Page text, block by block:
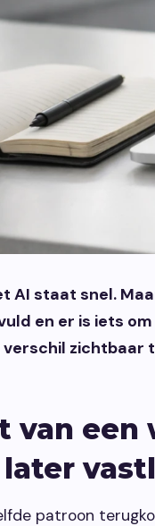
AI staat snel.
en er is iets
zichtbaar
van een
patroon